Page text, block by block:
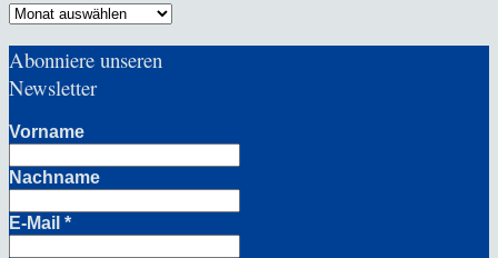
Archiv
Abonniere unseren
Newsletter
Vorname
Nachname
E-Mail *